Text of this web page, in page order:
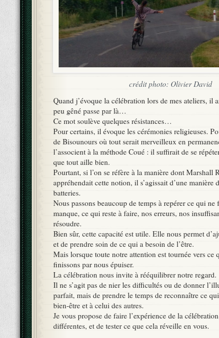
crédit photo: Olivier David
Quand j’évoque la célébration lors de mes ateliers, il
peu gêné passe par là…
Ce mot soulève quelques résistances…
Pour certains, il évoque les cérémonies religieuses.
de Bisounours où tout serait merveilleux en
l’associent à la méthode Coué : il suffirait de se
que tout aille bien.
Pourtant, si l’on se réfère à la manière dont Marshall
appréhendait cette notion, il s’agissait d’une manière
batteries.
Nous passons beaucoup de temps à repérer ce qui
manque, ce qui reste à faire, nos erreurs, nos
résoudre.
Bien sûr, cette capacité est utile. Elle nous permet
et de prendre soin de ce qui a besoin de l’être.
Mais lorsque toute notre attention est tournée vers ce
finissons par nous épuiser.
La célébration nous invite à rééquilibrer notre regard.
Il ne s’agit pas de nier les difficultés ou de donner
parfait, mais de prendre le temps de reconnaître ce
bien-être et à celui des autres.
Je vous propose de faire l’expérience de la
différentes, et de tester ce que cela réveille en vous.